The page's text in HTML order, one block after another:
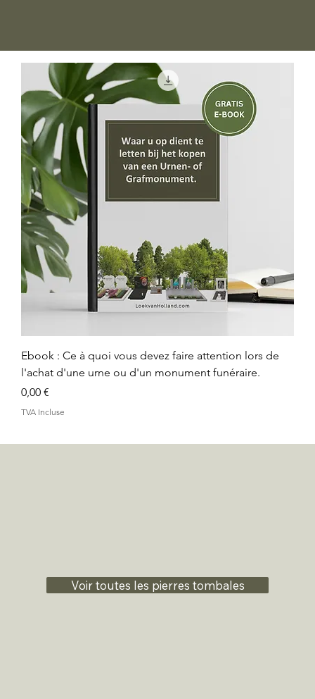
Ebook : Ce à quoi vous devez faire attention lors de
l'achat d'une urne ou d'un monument funéraire.
Prix
0,00 €
TVA Incluse
Voir toutes les pierres tombales